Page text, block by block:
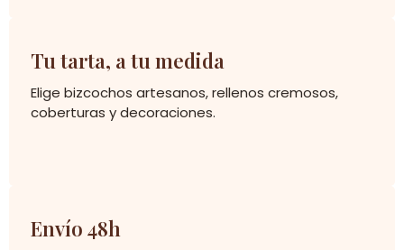
Tu tarta, a tu medida
Elige bizcochos artesanos, rellenos cremosos,
coberturas y decoraciones.
Envío 48h